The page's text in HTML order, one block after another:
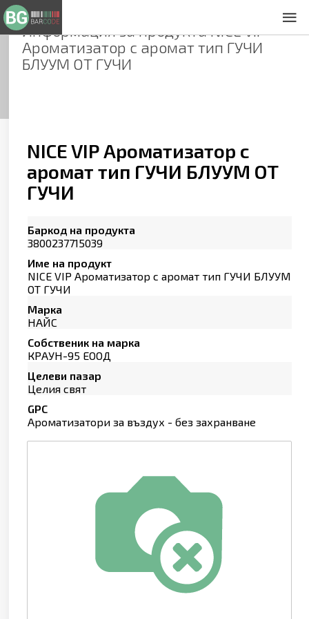
Информация за продуктаNICE VIP
Ароматизатор с аромат тип ГУЧИ
БЛУУМ ОТ ГУЧИ
NICE VIP Ароматизатор с
аромат тип ГУЧИ БЛУУМ ОТ
ГУЧИ
Баркод на продукта
3800237715039
Име на продукт
NICE VIP Ароматизатор с аромат тип ГУЧИ БЛУУМ
ОТ ГУЧИ
Марка
НАЙС
Собственик на марка
КРАУН-95 ЕООД
Целеви пазар
Целия свят
GPC
Ароматизатори за въздух - без захранване
Общи условия
Декларация за проверителност